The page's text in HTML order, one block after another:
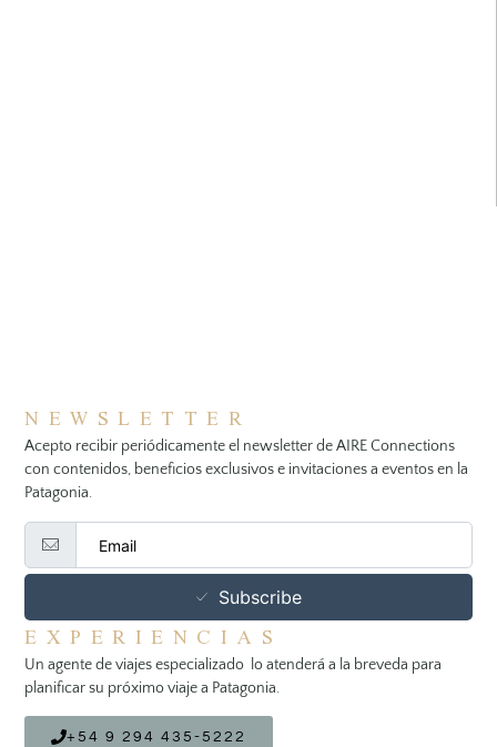
NEWSLETTER
Acepto recibir periódicamente el newsletter de AIRE Connections
con contenidos, beneficios exclusivos e invitaciones a eventos en la
Patagonia.
Subscribe
EXPERIENCIAS
Un agente de viajes especializado lo atenderá a la breveda para
planificar su próximo viaje a Patagonia.
+54 9 294 435-5222